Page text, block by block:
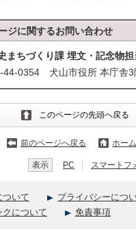
ジに関するお問い合わせ
まちづくり課 埋文・記念物担
44-0354 犬山市役所 本庁舎3
このページの先頭へ戻る
前のページへ戻る ホー
表示 PC スマートフ
ついて
プライバシーにつ
について
免責事項